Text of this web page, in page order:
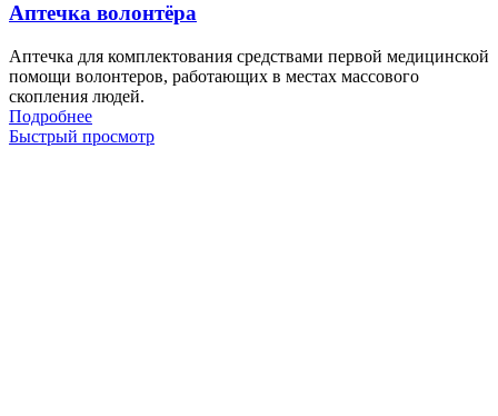
Аптечка волонтёра
Аптечка для комплектования средствами первой медицинской
помощи волонтеров, работающих в местах массового
скопления людей.
Подробнее
Быстрый просмотр